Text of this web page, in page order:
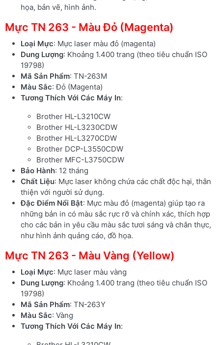
họa, bản vẽ, hình ảnh.
Mực TN 263 - Màu Đỏ (Magenta)
Loại Mực: Mực laser màu đỏ (magenta)
Dung Lượng: Khoảng 1.400 trang (theo tiêu chuẩn ISO
19798)
Mã Sản Phẩm: TN-263M
Màu Sắc: Đỏ (Magenta)
Tương Thích Với Các Máy In:
Brother HL-L3210CW
Brother HL-L3230CDW
Brother HL-L3270CDW
Brother DCP-L3550CDW
Brother MFC-L3750CDW
Bảo Hành: 12 tháng
Chất Liệu: Mực laser không chứa các chất độc hại, thân
thiện với người sử dụng.
Đặc Điểm Nổi Bật: Mực màu đỏ (magenta) giúp tạo ra
những bản in có màu sắc rực rỡ và chính xác, thích hợp
cho các bản in yêu cầu màu sắc tươi sáng và chân thực,
như hình ảnh quảng cáo, đồ họa.
Mực TN 263 - Màu Vàng (Yellow)
Loại Mực: Mực laser màu vàng
Dung Lượng: Khoảng 1.400 trang (theo tiêu chuẩn ISO
19798)
Mã Sản Phẩm: TN-263Y
Màu Sắc: Vàng
Tương Thích Với Các Máy In: